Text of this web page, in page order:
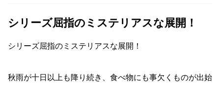
シリーズ屈指のミステリアスな展開！
シリーズ屈指のミステリアスな展開！
秋雨が十日以上も降り続き、食べ物にも事欠くものが出始